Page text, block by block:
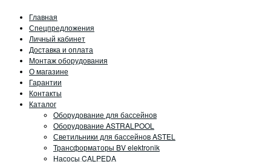
Главная
Спецпредложения
Личный кабинет
Доставка и оплата
Монтаж оборудования
О магазине
Гарантии
Контакты
Каталог
Оборудование для бассейнов
Оборудование ASTRALPOOL
Светильники для бассейнов ASTEL
Трансформаторы BV elektronik
Насосы CALPEDA